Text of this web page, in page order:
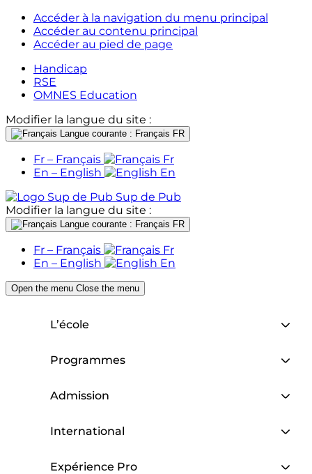
Accéder à la navigation du menu principal
Accéder au contenu principal
Accéder au pied de page
Handicap
RSE
OMNES Education
Modifier la langue du site :
Langue courante : Français FR
Fr – Français
Fr
En – English
En
Sup de Pub
Modifier la langue du site :
Langue courante : Français FR
Fr – Français
Fr
En – English
En
Open the menu Close the menu
L’école
Programmes
Admission
International
Expérience Pro